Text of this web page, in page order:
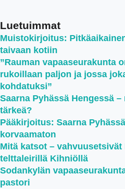
Luetuimmat
Muistokirjoitus:
taivaan kotiin
”Rauman vapaaseurakunta
rukoillaan paljon ja jossa
kohdatuksi”
Saarna Pyhässä Hengessä
tärkeä?
Pääkirjoitus: Saarna
korvaamaton
Mitä katsot – vahvuusetsivät
telttaleirillä Kihniöllä
Sodankylän
pastori